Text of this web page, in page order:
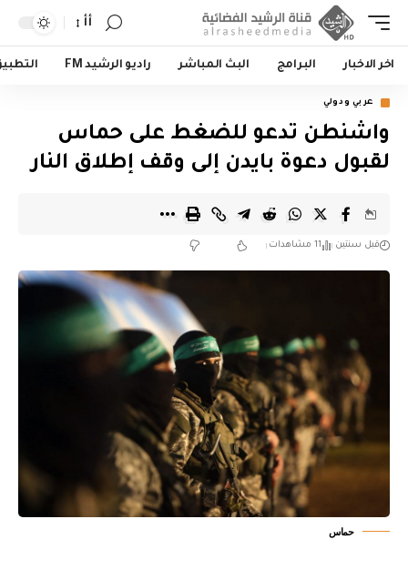
أأ
اخر الاخبار البرامج البث المباشر راديو الرشيد FM
عربي ودولي
واشنطن تدعو للضغط على حماس
لقبول دعوة بايدن إلى وقف إطلاق النار
قبل سنتين 11 مشاهدات
حماس